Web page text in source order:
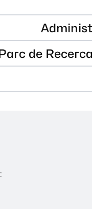
de